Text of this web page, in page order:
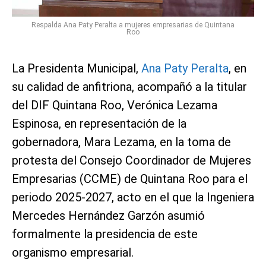
Respalda Ana Paty Peralta a mujeres empresarias de Quintana
Roo
La Presidenta Municipal, Ana Paty Peralta, en
su calidad de anfitriona, acompañó a la titular
del DIF Quintana Roo, Verónica Lezama
Espinosa, en representación de la
gobernadora, Mara Lezama, en la toma de
protesta del Consejo Coordinador de Mujeres
Empresarias (CCME) de Quintana Roo para el
periodo 2025-2027, acto en el que la Ingeniera
Mercedes Hernández Garzón asumió
formalmente la presidencia de este
organismo empresarial.